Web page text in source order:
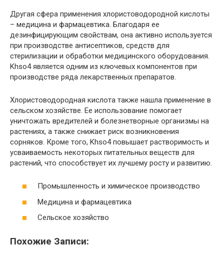
Другая сфера применения хлористоводородной кислоты
– медицина и фармацевтика. Благодаря ее
дезинфицирующим свойствам, она активно используется
при производстве антисептиков, средств для
стерилизации и обработки медицинского оборудования.
Khso4 является одним из ключевых компонентов при
производстве ряда лекарственных препаратов.
Хлористоводородная кислота также нашла применение в
сельском хозяйстве. Ее использование помогает
уничтожать вредителей и болезнетворные организмы на
растениях, а также снижает риск возникновения
сорняков. Кроме того, Khso4 повышает растворимость и
усваиваемость некоторых питательных веществ для
растений, что способствует их лучшему росту и развитию.
Промышленность и химическое производство
Медицина и фармацевтика
Сельское хозяйство
Похожие Записи: